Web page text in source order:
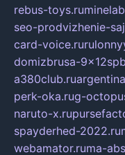
rebus-toys.ru
seo-prodvizhenie-
card-voice.ru
domizbrusa-
a380club.ru
perk-oka.rug-
naruto-x.ru
spayderhed-2022.ru
webamator.ruma-